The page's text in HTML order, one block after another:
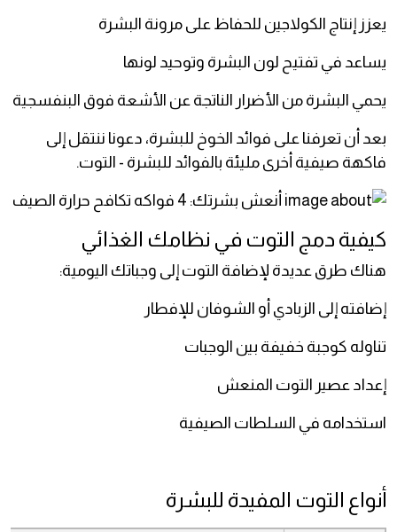
يعزز إنتاج الكولاجين للحفاظ على مرونة البشرة
يساعد في تفتيح لون البشرة وتوحيد لونها
يحمي البشرة من الأضرار الناتجة عن الأشعة فوق البنفسجية
بعد أن تعرفنا على فوائد الخوخ للبشرة، دعونا ننتقل إلى
فاكهة صيفية أخرى مليئة بالفوائد للبشرة - التوت.
كيفية دمج التوت في نظامك الغذائي
هناك طرق عديدة لإضافة التوت إلى وجباتك اليومية:
إضافته إلى الزبادي أو الشوفان للإفطار
تناوله كوجبة خفيفة بين الوجبات
إعداد عصير التوت المنعش
استخدامه في السلطات الصيفية
أنواع التوت المفيدة للبشرة